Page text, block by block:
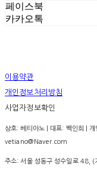
페이스북
카카오톡
이용약관
개인정보처리방침
사업자정보확인
상호: 베티아노 | 대표: 백인희 |
vetiano@Naver.com
주소: 서울 성동구 성수일로 48,